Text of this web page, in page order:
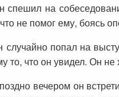
на
не помог ему, боясь
попал на
то, что он увидел. Он
вечером он